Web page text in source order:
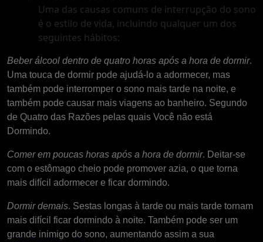
Uma das causas comuns de interrupção do sono
é o estilo de vida, incluindo qualquer um dos
seguintes hábitos:
Beber álcool dentro de quatro horas após a hora de dormir.
Uma touca de dormir pode ajudá-lo a adormecer, mas
também pode interromper o sono mais tarde na noite, e
também pode causar mais viagens ao banheiro. Segundo
de Quatro das Razões pelas quais Você não está
Dormindo.
Comer em poucas horas após a hora de dormir. Deitar-se
com o estômago cheio pode promover azia, o que torna
mais difícil adormecer e ficar dormindo.
Dormir demais. Sestas longas à tarde ou mais tarde tornam
mais difícil ficar dormindo à noite. Também pode ser um
grande inimigo do sono, aumentando assim a sua